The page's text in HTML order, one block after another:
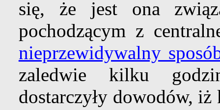
się, że jest ona
pochodzącym z
nieprzewidywalny
zaledwie kilku
dostarczyły dowodów,